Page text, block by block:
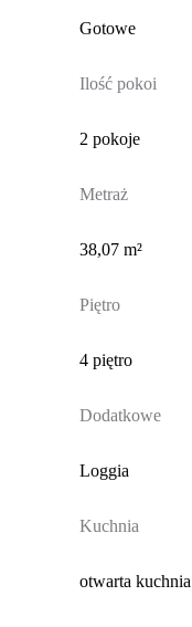
Gotowe
Ilość pokoi
2 pokoje
Metraż
38,07 m²
Piętro
4 piętro
Dodatkowe
Loggia
Kuchnia
otwarta kuchnia